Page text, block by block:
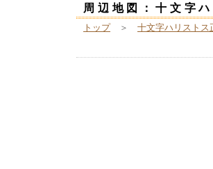
周辺地図：十文字
トップ ＞ 十文字ハリストス